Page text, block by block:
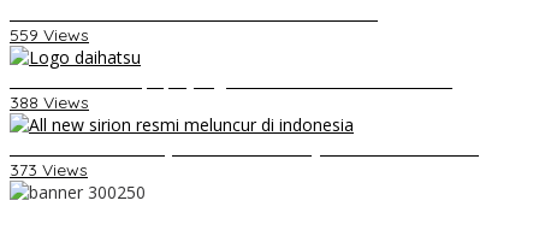
559 Views
388 Views
373 Views